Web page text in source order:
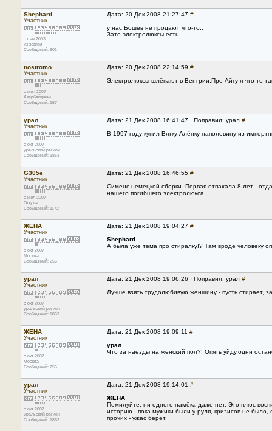
Shephard
Участник
с сен 2003
из эфира
Сообщений: 601
Дата: 20 Дек 2008 21:27:47 #
у нас Бошев не продают что-то..
Зато электролюксы есть.
nostromo
Участник
с июн 2007
Азербайджан
Сообщений: 157
Дата: 20 Дек 2008 22:14:59 #
Электролюксы шлёпают в Венгрии.Про Айгу я что то
урал
Участник
с окт 2007
уральский регион
Сообщений: 1863
Дата: 21 Дек 2008 16:41:47 · Поправил: урал #
В 1997 году купил Вятку-Алёнку наполовину из
G305e
Участник
с июл 2007
Оттуда
Сообщений: 1172
Дата: 21 Дек 2008 16:46:55 #
Сименс немецкой сборки. Первая отпахала 8 лет -
нашего погибшего электролюкса
ЖЕНА
Участник
с окт 2007
Москва
Сообщений: 255
Дата: 21 Дек 2008 19:04:27 #
Shephard
А была уже тема про стиралку!? Там вроде человеку
урал
Участник
с окт 2007
уральский регион
Сообщений: 1863
Дата: 21 Дек 2008 19:06:26 · Поправил: урал #
Лучше взять трудолюбивую женщину - пусть стирает,
ЖЕНА
Участник
с окт 2007
Москва
Сообщений: 255
Дата: 21 Дек 2008 19:09:11 #
урал
Что за наезды на женский пол?! Опять уйду,одни
урал
Участник
с окт 2007
уральский регион
Сообщений: 1863
Дата: 21 Дек 2008 19:14:01 #
ЖЕНА
Помилуйте, ни одного намёка даже нет. Это плюс
историю - пока мужики были у руля, кризисов не
прочих - ужас берёт.